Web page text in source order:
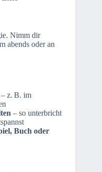
Nimm dir
abends oder an
z. B. im
– so unterbricht
Buch oder